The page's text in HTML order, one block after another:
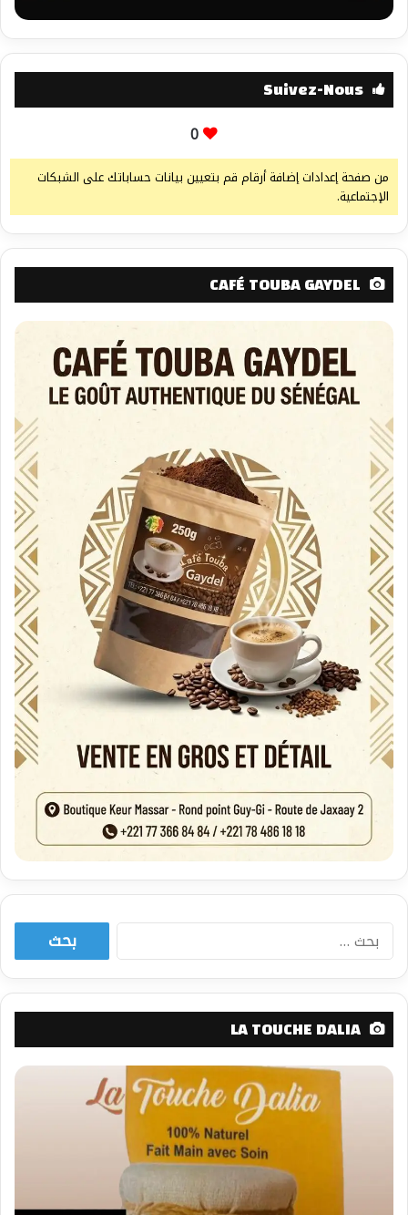
Suivez-Nous
0
من صفحة إعدادات إضافة أرقام قم بتعيين بيانات حساباتك على الشبكات
الإجتماعية.
CAFÉ TOUBA GAYDEL
البحث
LA TOUCHE DALIA